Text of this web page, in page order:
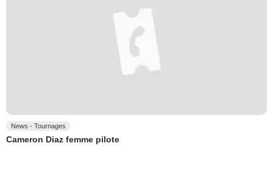
News - Tournages
Cameron Diaz femme pilote